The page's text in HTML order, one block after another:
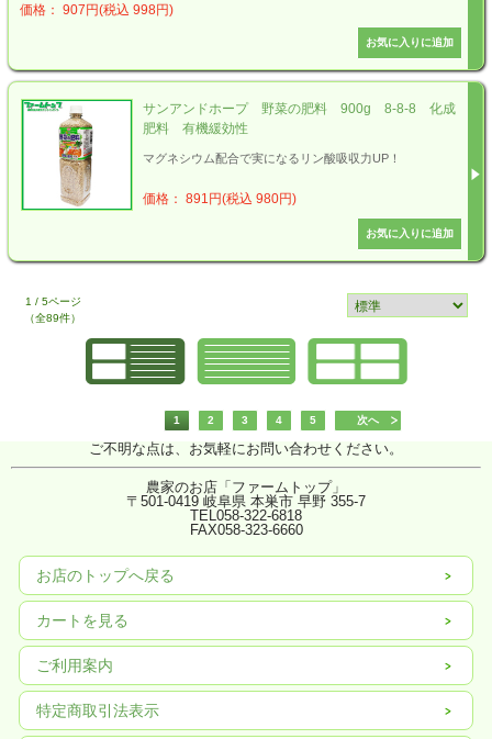
価格： 907円(税込 998円)
サンアンドホープ 野菜の肥料 900g 8-8-8 化成
肥料 有機緩効性
マグネシウム配合で実になるリン酸吸収力UP！
価格： 891円(税込 980円)
1 / 5ページ
（全89件）
1 2 3 4 5 次へ
ご不明な点は、お気軽にお問い合わせください。
農家のお店「ファームトップ」
〒501-0419 岐阜県 本巣市 早野 355-7
TEL058-322-6818
FAX058-323-6660
お店のトップへ戻る
カートを見る
ご利用案内
特定商取引法表示